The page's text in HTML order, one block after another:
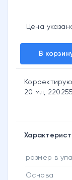
Цена
В
20 мл, 220255
размер в
Основа